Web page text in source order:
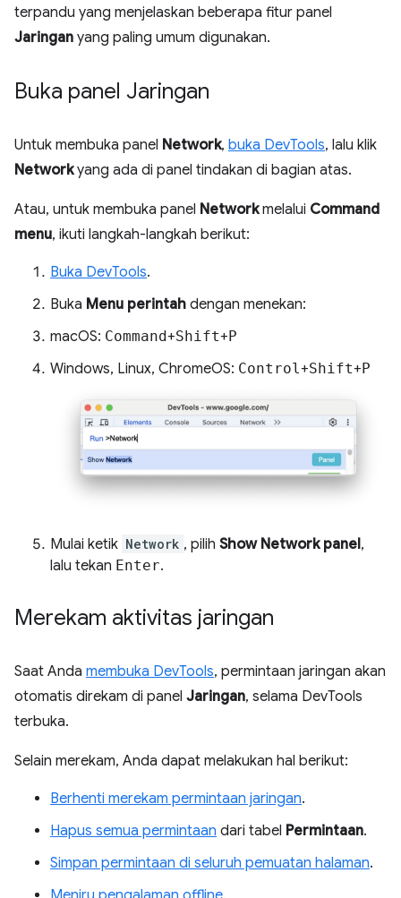
terpandu yang menjelaskan beberapa fitur panel
Jaringan yang paling umum digunakan.
Buka panel Jaringan
Untuk membuka panel Network, buka DevTools, lalu klik
Networkyang ada di panel tindakan di bagian atas.
Atau, untuk membuka panel Networkmelalui Command
menu, ikuti langkah-langkah berikut:
Buka DevTools.
Buka Menu perintah dengan menekan:
macOS: Command+Shift+P
Windows, Linux, ChromeOS: Control+Shift+P
Mulai ketik Network , pilih Show Network panel,
lalu tekan Enter.
Merekam aktivitas jaringan
Saat Anda membuka DevTools, permintaan jaringan akan
otomatis direkam di panel Jaringan, selama DevTools
terbuka.
Selain merekam, Anda dapat melakukan hal berikut:
Berhenti merekam permintaan jaringan.
Hapus semua permintaan dari tabel Permintaan.
Simpan permintaan di seluruh pemuatan halaman.